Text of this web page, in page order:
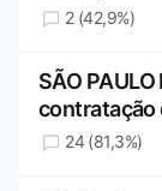
2 (42,9%)
SÃO
contratação
24 (81,3%)